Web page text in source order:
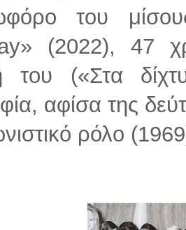
του
(2022), 47
του («Στα
αφίσα της
ρόλο